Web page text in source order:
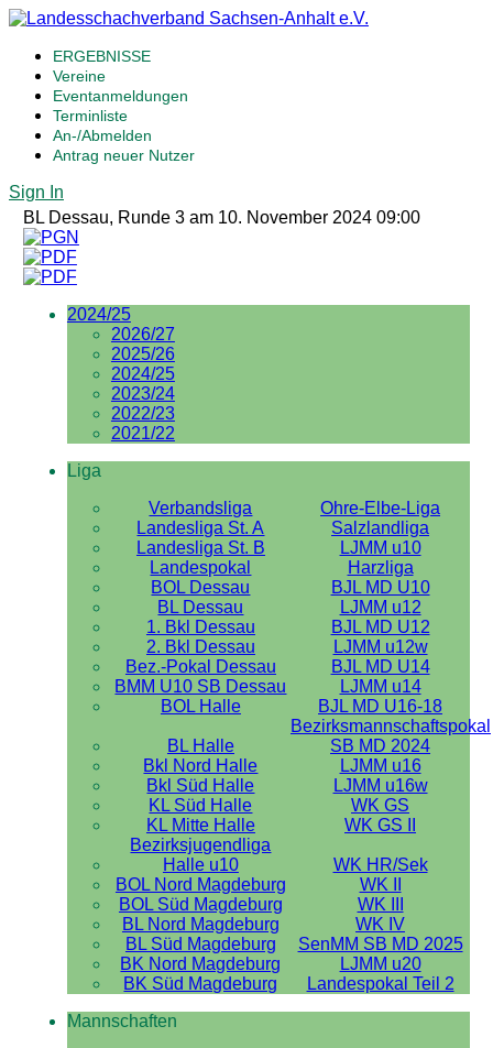
ERGEBNISSE
Vereine
Eventanmeldungen
Terminliste
An-/Abmelden
Antrag neuer Nutzer
Sign In
BL Dessau, Runde 3 am 10. November 2024 09:00
2024/25
2026/27
2025/26
2024/25
2023/24
2022/23
2021/22
Liga
Verbandsliga
Ohre-Elbe-Liga
Landesliga St. A
Salzlandliga
Landesliga St. B
LJMM u10
Landespokal
Harzliga
BOL Dessau
BJL MD U10
BL Dessau
LJMM u12
1. Bkl Dessau
BJL MD U12
2. Bkl Dessau
LJMM u12w
Bez.-Pokal Dessau
BJL MD U14
BMM U10 SB Dessau
LJMM u14
BOL Halle
BJL MD U16-18
BL Halle
Bezirksmannschaftspokal
SB MD 2024
Bkl Nord Halle
LJMM u16
Bkl Süd Halle
LJMM u16w
KL Süd Halle
WK GS
KL Mitte Halle
WK GS II
Bezirksjugendliga
Halle u10
WK HR/Sek
BOL Nord Magdeburg
WK II
BOL Süd Magdeburg
WK III
BL Nord Magdeburg
WK IV
BL Süd Magdeburg
SenMM SB MD 2025
BK Nord Magdeburg
LJMM u20
BK Süd Magdeburg
Landespokal Teil 2
Mannschaften